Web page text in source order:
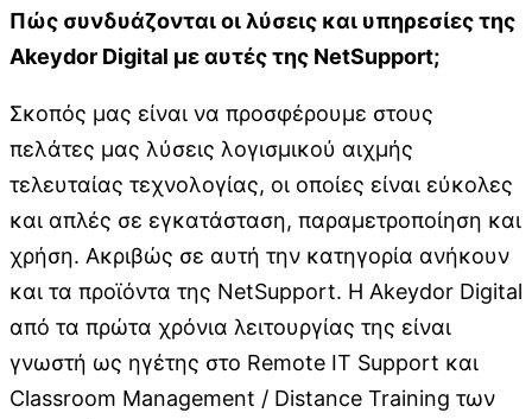
Πώς συνδυάζονται οι λύσεις και υπηρεσίες της
Akeydor Digital με αυτές της NetSupport;
Σκοπός μας είναι να προσφέρουμε στους
πελάτες μας λύσεις λογισμικού αιχμής
τελευταίας τεχνολογίας, οι οποίες είναι εύκολες
και απλές σε εγκατάσταση, παραμετροποίηση και
χρήση. Ακριβώς σε αυτή την κατηγορία ανήκουν
και τα προϊόντα της ΝetSupport. Η Akeydor Digital
από τα πρώτα χρόνια λειτουργίας της είναι
γνωστή ως ηγέτης στο Remote IT Support και
Classroom Management / Distance Training των